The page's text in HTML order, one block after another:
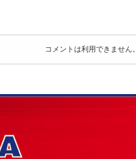
コメントは利用できません。